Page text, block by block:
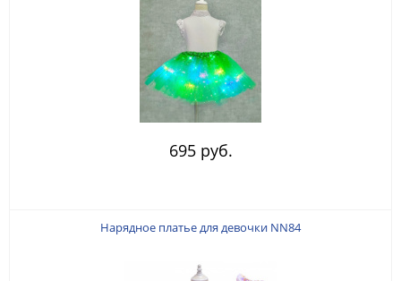
695 руб.
Нарядное платье для девочки NN84